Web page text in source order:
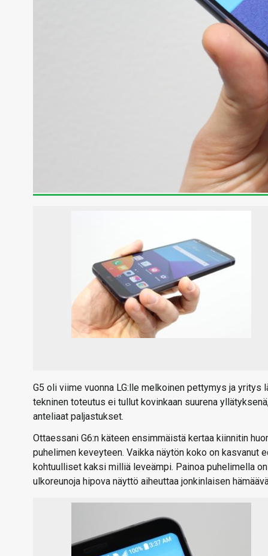
G5 oli viime vuonna LG:lle melkoinen pettymys ja yritys
tekninen toteutus ei tullut kovinkaan suurena
anteliaat paljastukset.
Ottaessani G6:n käteen ensimmäistä kertaa kiinnitin
puhelimen keveyteen. Vaikka näytön koko on kasvanut
kohtuulliset kaksi milliä leveämpi. Painoa puhelimella
ulkoreunoja hipova näyttö aiheuttaa jonkinlaisen